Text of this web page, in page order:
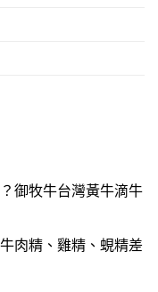
御牧牛台灣黃牛滴牛
肉精、雞精、蜆精差